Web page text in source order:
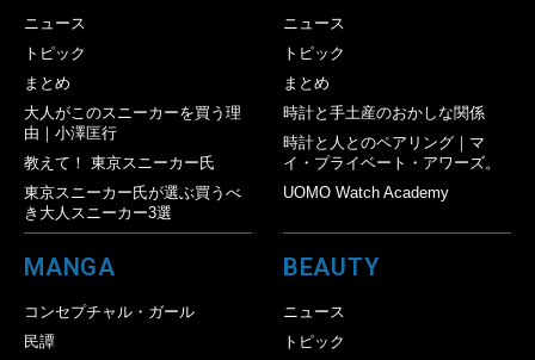
ニュース
トピック
まとめ
大人がこのスニーカーを買う理
由｜小澤匡行
教えて！ 東京スニーカー氏
東京スニーカー氏が選ぶ買うべ
き大人スニーカー3選
ニュース
トピック
まとめ
時計と手土産のおかしな関係
時計と人とのペアリング｜マ
イ・プライベート・アワーズ。
UOMO Watch Academy
MANGA
コンセプチャル・ガール
民譚
BEAUTY
ニュース
トピック